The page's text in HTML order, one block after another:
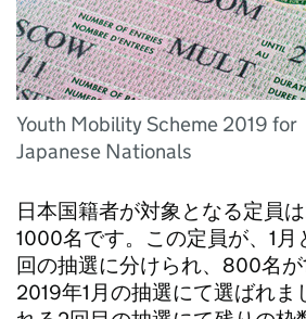
Youth Mobility Scheme 2019 for
Japanese Nationals
日本国籍者が対象となる定員
1000名です。この定員が、1
回の抽選に分けられ、800名が
2019年1月の抽選にて選ばれま